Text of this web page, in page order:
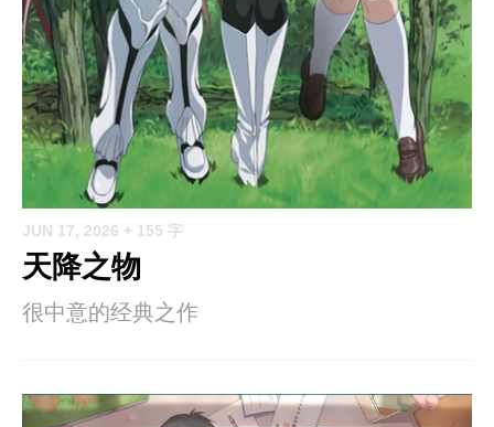
JUN 17, 2026 + 155 字
天降之物
很中意的经典之作